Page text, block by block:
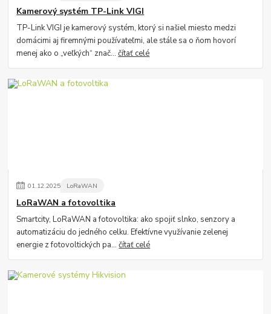
Kamerový systém TP-Link VIGI
TP-Link VIGI je kamerový systém, ktorý si našiel miesto medzi
domácimi aj firemnými používateľmi, ale stále sa o ňom hovorí
menej ako o „veľkých“ znač...čítať celé
01.12.2025 LoRaWAN
LoRaWAN a fotovoltika
Smartcity, LoRaWAN a fotovoltika: ako spojiť slnko, senzory a
automatizáciu do jedného celku. Efektívne využívanie zelenej
energie z fotovoltických pa...čítať celé